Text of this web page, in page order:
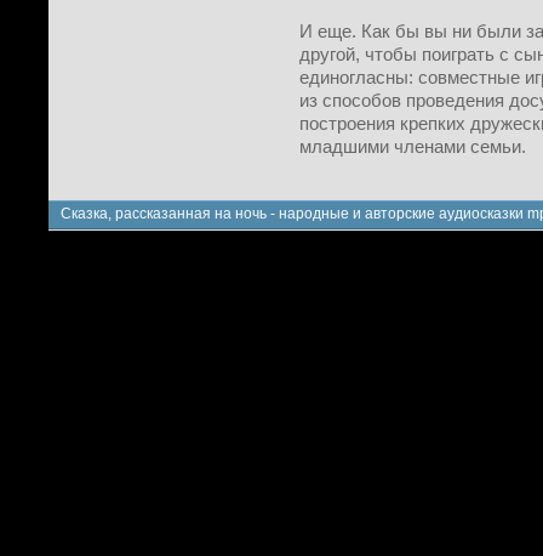
И еще. Как бы вы ни были
другой, чтобы поиграть с
единогласны: совместные
из способов проведения
построения крепких
младшими членами семьи.
Сказка, рассказанная на ночь - народные и авторские аудиосказки